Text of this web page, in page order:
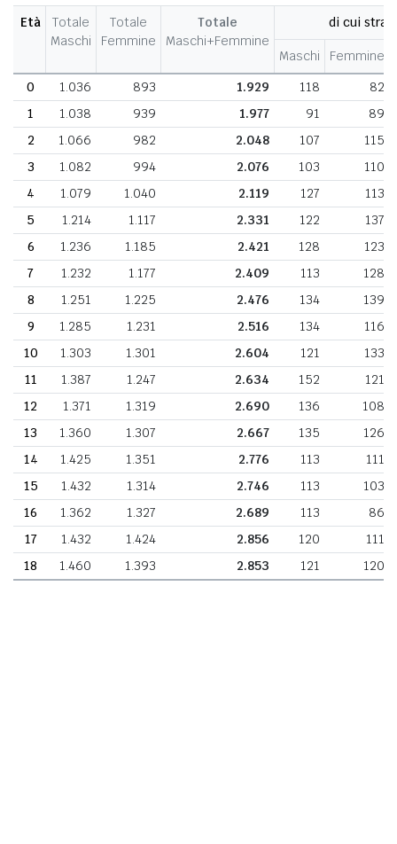
Età
Totale
Maschi
Totale
Femmine
Totale
Maschi+Femmine
di cui
Maschi Femmine
0
1.036 893 1.929 118 82
1
1.038 939 1.977 91 89
2
1.066 982 2.048 107
115
3
1.082 994 2.076 103
110
4
1.079 1.040 2.119 127 113
5
1.214 1.117 2.331 122 137
6
1.236 1.185 2.421 128
123
7
1.232 1.177 2.409 113
128
8
1.251 1.225 2.476 134
139
9
1.285 1.231 2.516 134 116
10
1.303 1.301 2.604 121 133
11
1.387 1.247 2.634 152
121
12
1.371 1.319 2.690 136
108
13
1.360 1.307 2.667 135
126
14
1.425 1.351 2.776 113
111
15
1.432 1.314 2.746 113
103
16
1.362 1.327 2.689 113 86
17
1.432 1.424 2.856 120
111
18
1.460 1.393 2.853 121 120